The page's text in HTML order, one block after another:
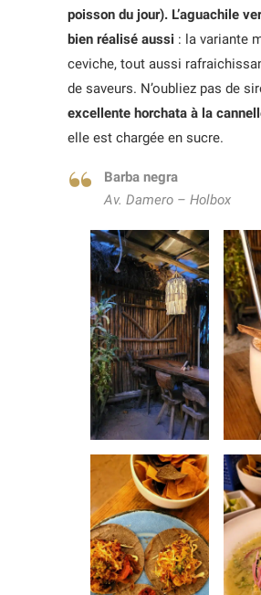
poisson du jour). L’aguachile
bien réalisé aussi : la variante
ceviche, tout aussi
de saveurs. N’oubliez pas de
excellente horchata à la
elle est chargée en sucre.
Barba negra
Av. Damero – Holbox